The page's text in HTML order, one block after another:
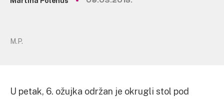
M.P.
U petak, 6. ožujka održan je okrugli stol pod